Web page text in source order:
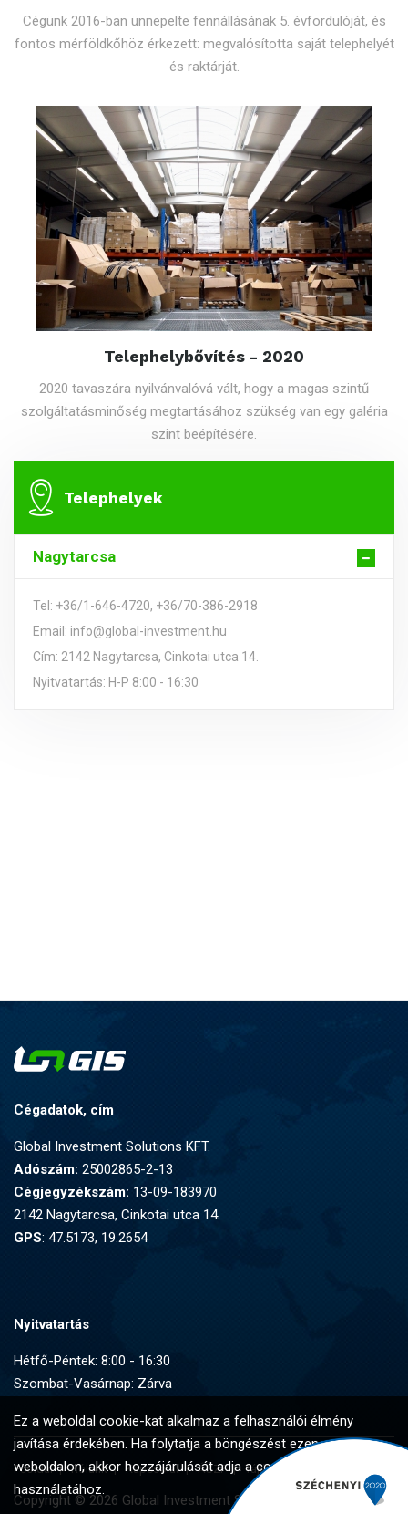
Cégünk 2016-ban ünnepelte fennállásának 5. évfordulóját, és
fontos mérföldkőhöz érkezett: megvalósította saját telephelyét
és raktárját.
Telephelybővítés - 2020
2020 tavaszára nyilvánvalóvá vált, hogy a magas szintű
szolgáltatásminőség megtartásához szükség van egy galéria
szint beépítésére.
Telephelyek
Nagytarcsa
Tel: +36/1-646-4720, +36/70-386-2918
Email: info@global-investment.hu
Cím: 2142 Nagytarcsa, Cinkotai utca 14.
Nyitvatartás: H-P 8:00 - 16:30
Cégadatok, cím
Global Investment Solutions KFT.
Adószám: 25002865-2-13
Cégjegyzékszám: 13-09-183970
2142 Nagytarcsa, Cinkotai utca 14.
GPS: 47.5173, 19.2654
Nyitvatartás
Hétfő-Péntek: 8:00 - 16:30
Szombat-Vasárnap: Zárva
Főoldal Rólunk Kapcsolat ÁSZF Tájékoztató
Copyright © 2026 Global Investment Solutions Kft.
Ez a weboldal cookie-kat alkalmaz a felhasználói élmény
javítása érdekében. Ha folytatja a böngészést ezen a
weboldalon, akkor hozzájárulását adja a cookie-k
használatához.